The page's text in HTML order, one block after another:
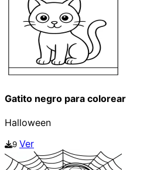
Gatito negro para colorear
Halloween
9 Ver